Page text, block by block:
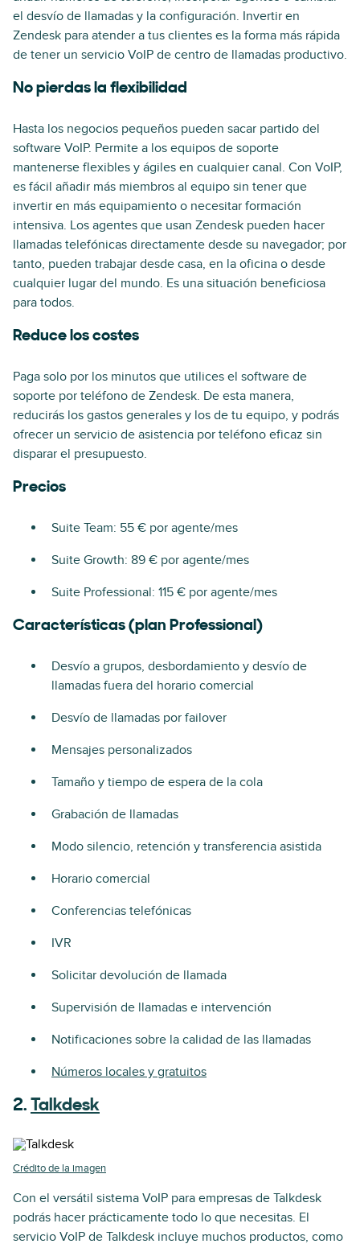
el desvío de llamadas y la configuración. Invertir en
Zendesk para atender a tus clientes es la forma más rápida
de tener un servicio VoIP de centro de llamadas productivo.
No pierdas la flexibilidad
Hasta los negocios pequeños pueden sacar partido del
software VoIP. Permite a los equipos de soporte
mantenerse flexibles y ágiles en cualquier canal. Con VoIP,
es fácil añadir más miembros al equipo sin tener que
invertir en más equipamiento o necesitar formación
intensiva. Los agentes que usan Zendesk pueden hacer
llamadas telefónicas directamente desde su navegador; por
tanto, pueden trabajar desde casa, en la oficina o desde
cualquier lugar del mundo. Es una situación beneficiosa
para todos.
Reduce los costes
Paga solo por los minutos que utilices el software de
soporte por teléfono de Zendesk. De esta manera,
reducirás los gastos generales y los de tu equipo, y podrás
ofrecer un servicio de asistencia por teléfono eficaz sin
disparar el presupuesto.
Precios
Suite Team: 55 € por agente/mes
Suite Growth: 89 € por agente/mes
Suite Professional: 115 € por agente/mes
Características (plan Professional)
Desvío a grupos, desbordamiento y desvío de
llamadas fuera del horario comercial
Desvío de llamadas por failover
Mensajes personalizados
Tamaño y tiempo de espera de la cola
Grabación de llamadas
Modo silencio, retención y transferencia asistida
Horario comercial
Conferencias telefónicas
IVR
Solicitar devolución de llamada
Supervisión de llamadas e intervención
Notificaciones sobre la calidad de las llamadas
Números locales y gratuitos
2. Talkdesk
Crédito de la imagen
Con el versátil sistema VoIP para empresas de Talkdesk
podrás hacer prácticamente todo lo que necesitas. El
servicio VoIP de Talkdesk incluye muchos productos, como